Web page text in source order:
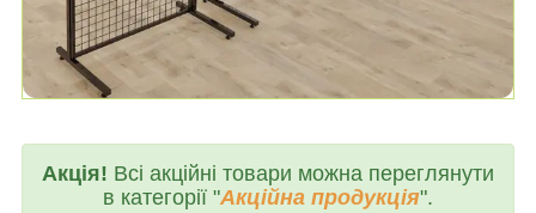
Акція! Всі акційні товари можна переглянути
в категорії "Акційна продукція".